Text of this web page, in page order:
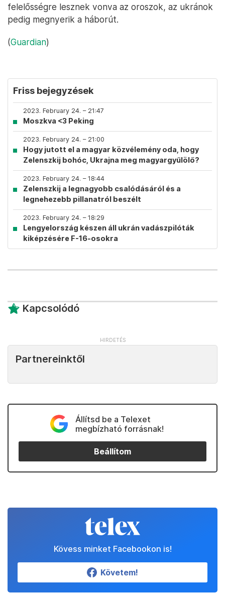
felelősségre lesznek vonva az oroszok, az ukránok
pedig megnyerik a háborút.
(Guardian)
Friss bejegyzések
2023. February 24. – 21:47
Moszkva <3 Peking
2023. February 24. – 21:00
Hogy jutott el a magyar közvélemény oda, hogy
Zelenszkij bohóc, Ukrajna meg magyargyűlölő?
2023. February 24. – 18:44
Zelenszkij a legnagyobb csalódásáról és a
legnehezebb pillanatról beszélt
2023. February 24. – 18:29
Lengyelország készen áll ukrán vadászpilóták
kiképzésére F-16-osokra
Kapcsolódó
Partnereinktől
Állítsd be a Telexet
megbízható forrásnak!
Beállítom
Kövess minket Facebookon is!
Követem!